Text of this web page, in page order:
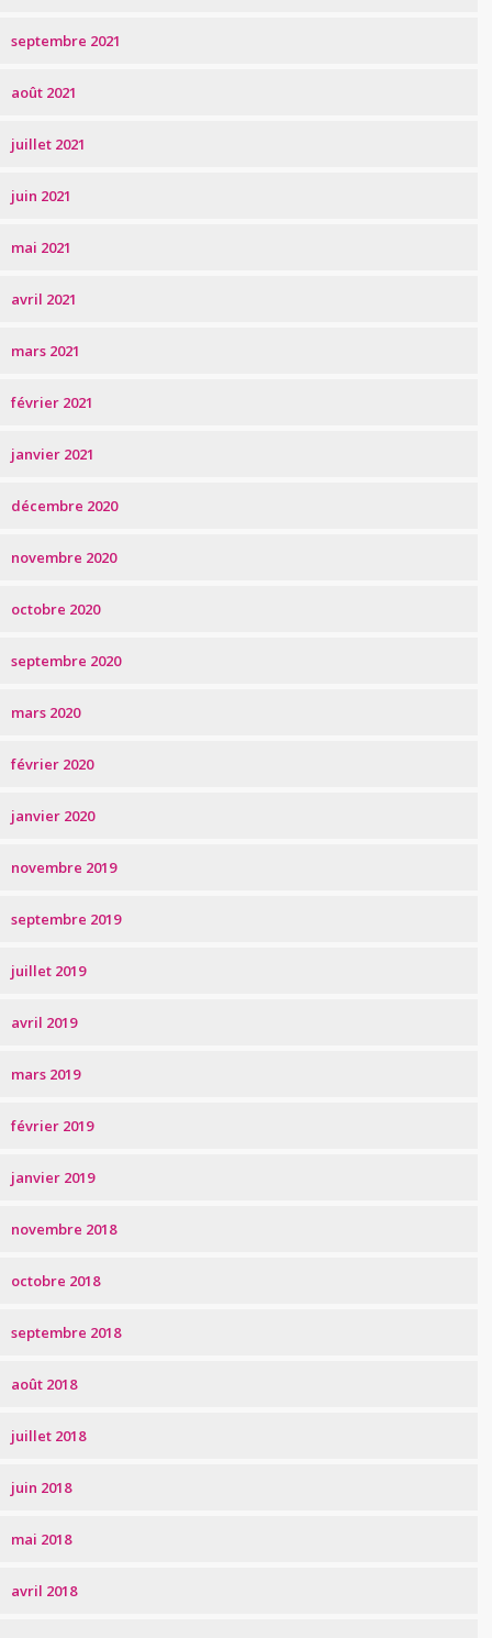
septembre 2021
août 2021
juillet 2021
juin 2021
mai 2021
avril 2021
mars 2021
février 2021
janvier 2021
décembre 2020
novembre 2020
octobre 2020
septembre 2020
mars 2020
février 2020
janvier 2020
novembre 2019
septembre 2019
juillet 2019
avril 2019
mars 2019
février 2019
janvier 2019
novembre 2018
octobre 2018
septembre 2018
août 2018
juillet 2018
juin 2018
mai 2018
avril 2018